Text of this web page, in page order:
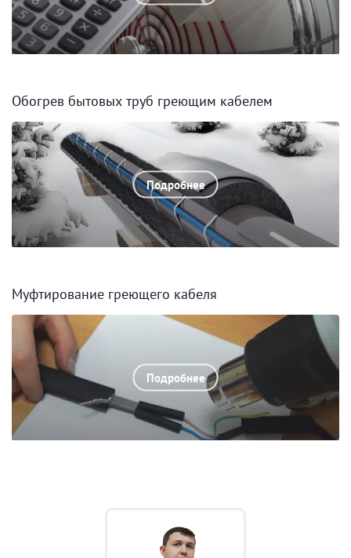
Обогрев бытовых труб греющим кабелем
Подробнее
Муфтирование греющего кабеля
Подробнее